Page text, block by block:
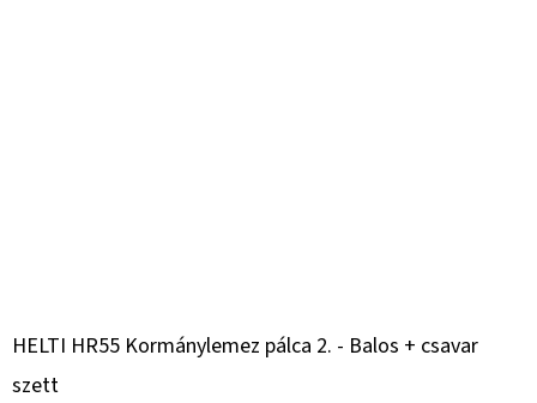
HELTI HR55 Kormánylemez pálca 2. - Balos + csavar
szett